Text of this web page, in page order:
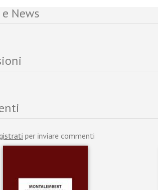
News
per inviare commenti